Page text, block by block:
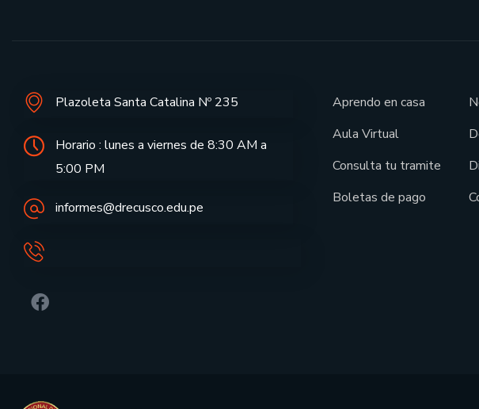
Plazoleta Santa Catalina Nº 235
Horario : lunes a viernes de 8:30 AM a
5:00 PM
informes@drecusco.edu.pe
Aprendo en casa
Aula Virtual
Consulta tu tramite
Boletas de pago